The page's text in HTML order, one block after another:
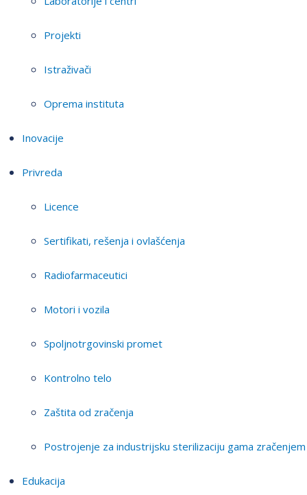
Projekti
Istraživači
Oprema instituta
Inovacije
Privreda
Licence
Sertifikati, rešenja i ovlašćenja
Radiofarmaceutici
Motori i vozila
Spoljnotrgovinski promet
Kontrolno telo
Zaštita od zračenja
Postrojenje za industrijsku sterilizaciju gama zračenjem
Edukacija